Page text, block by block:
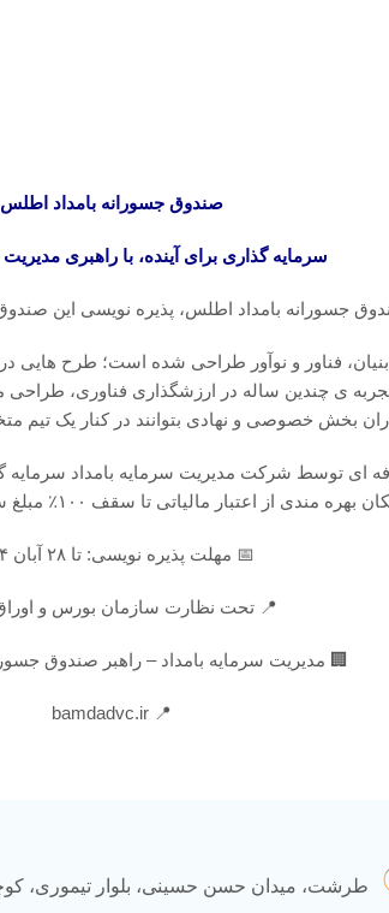
صندوق جسورانه بامداد اطلس
سرمایه گذاری برای آینده، با راهبری مدیریت
جسورانه بامداد اطلس، پذیره نویسی این
فناور و نوآور طراحی شده است؛ طرح
بر تجربه ی چندین ساله در ارزشگذاری فناوری،
بخش خصوصی و نهادی بتوانند در کنار یک
توسط شرکت مدیریت سرمایه بامداد سرمایه
سرمایه گذاری مطابق با دستورالعمل های حمایتی سرمایه گذاری خطرپذیر
📅 مهلت پذیره نویسی: تا ۲۸ آبان ۱۴۰۴
📍 تحت نظارت سازمان بورس و اوراق
🏢 مدیریت سرمایه بامداد – راهبر صندوق
📍 bamdadvc.ir
طرشت، میدان حسن حسینی، بلوار تیموری، کوچه